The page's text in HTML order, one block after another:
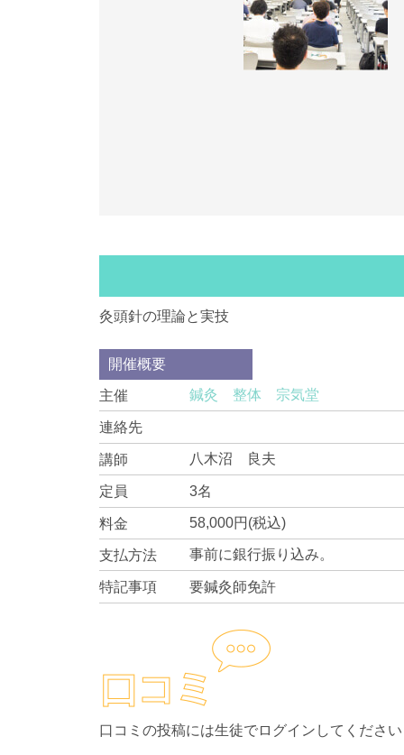
灸頭針の理論と実技
開催概要
主催 鍼灸 整体 宗気堂
連絡先
講師 八木沼 良夫
定員 3名
料金 58,000円(税込)
支払方法 事前に銀行振り込み。
特記事項 要鍼灸師免許
口コミの投稿には生徒でログインしてください